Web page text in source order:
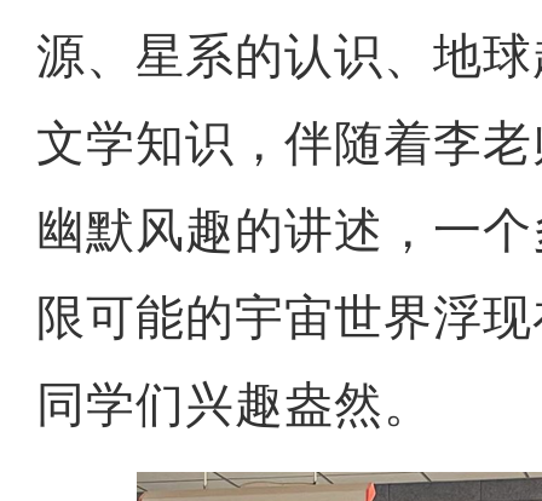
源、星系的认识、地
文学知识，伴随着李
幽默风趣的讲述，一
限可能的宇宙世界浮
同学们兴趣盎然。